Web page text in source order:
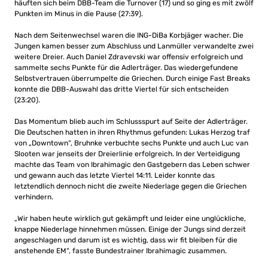
häuften sich beim DBB-Team die Turnover (17) und so ging es mit zwölf
Punkten im Minus in die Pause (27:39).
Nach dem Seitenwechsel waren die ING-DiBa Korbjäger wacher. Die
Jungen kamen besser zum Abschluss und Lanmüller verwandelte zwei
weitere Dreier. Auch Daniel Zdravevski war offensiv erfolgreich und
sammelte sechs Punkte für die Adlerträger. Das wiedergefundene
Selbstvertrauen überrumpelte die Griechen. Durch einige Fast Breaks
konnte die DBB-Auswahl das dritte Viertel für sich entscheiden
(23:20).
Das Momentum blieb auch im Schlussspurt auf Seite der Adlerträger.
Die Deutschen hatten in ihren Rhythmus gefunden: Lukas Herzog traf
von „Downtown“, Bruhnke verbuchte sechs Punkte und auch Luc van
Slooten war jenseits der Dreierlinie erfolgreich. In der Verteidigung
machte das Team von Ibrahimagic den Gastgebern das Leben schwer
und gewann auch das letzte Viertel 14:11. Leider konnte das
letztendlich dennoch nicht die zweite Niederlage gegen die Griechen
verhindern.
„Wir haben heute wirklich gut gekämpft und leider eine unglückliche,
knappe Niederlage hinnehmen müssen. Einige der Jungs sind derzeit
angeschlagen und darum ist es wichtig, dass wir fit bleiben für die
anstehende EM“, fasste Bundestrainer Ibrahimagic zusammen.